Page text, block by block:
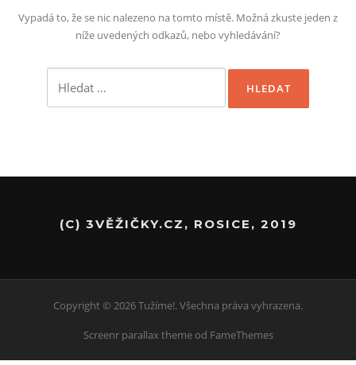
Vypadá to, že se nic nalezeno na tomto místě. Možná zkuste jeden z
níže uvedených odkazů, nebo vyhledávání?
(C) 3VĚŽIČKY.CZ, ROSICE, 2019
Copyright © 2026 Tužíme!. Všechna práva vyhrazena.
Screenr parallax themeod FameThemes